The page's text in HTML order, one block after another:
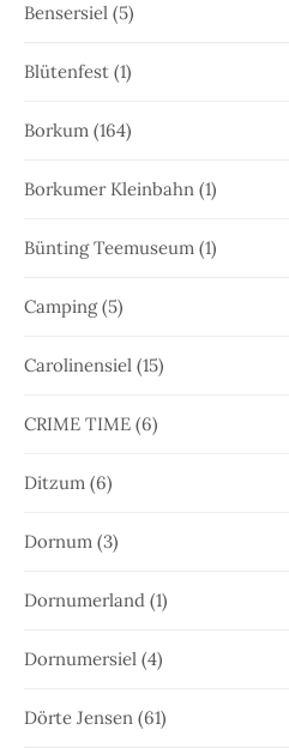
Bensersiel (5)
Blütenfest (1)
Borkum (164)
Borkumer Kleinbahn (1)
Bünting Teemuseum (1)
Camping(5)
Carolinensiel (15)
CRIME TIME (6)
Ditzum (6)
Dornum (3)
Dornumerland (1)
Dornumersiel (4)
Dörte Jensen (61)